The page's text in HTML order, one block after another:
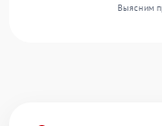
Выясним